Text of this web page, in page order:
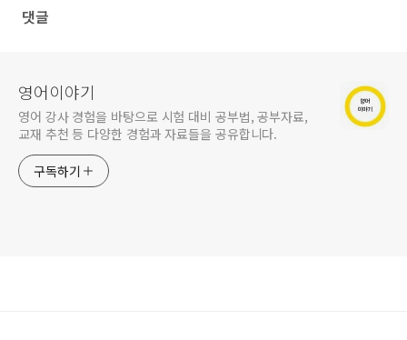
댓글
영어이야기
영어 강사 경험을 바탕으로 시험 대비 공부법, 공부자료,
교재 추천 등 다양한 경험과 자료들을 공유합니다.
구독하기